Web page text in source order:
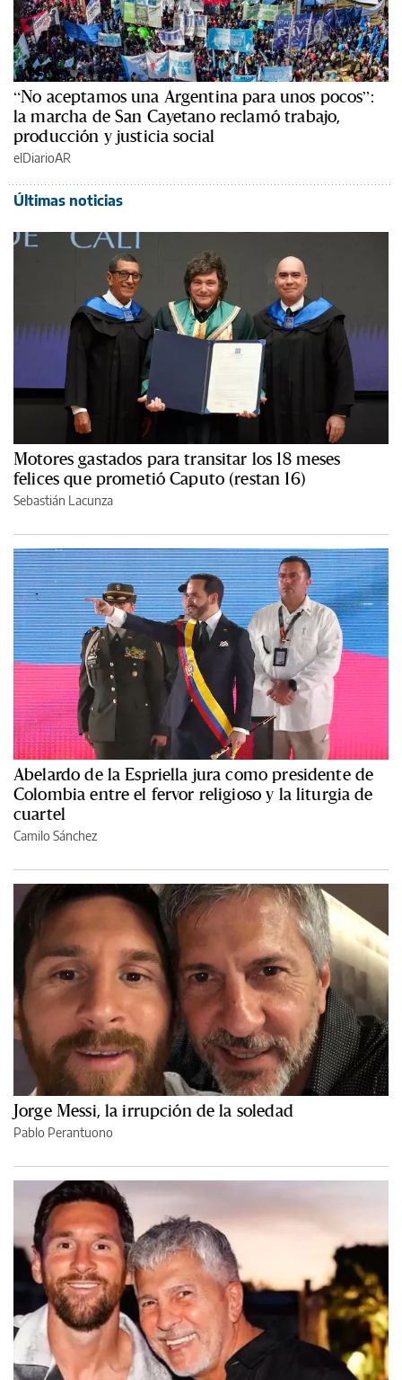
“No aceptamos una Argentina para unos pocos”:
la marcha de San Cayetano reclamó trabajo,
producción y justicia social
elDiarioAR
Últimas noticias
Motores gastados para transitar los 18 meses
felices que prometió Caputo (restan 16)
Sebastián Lacunza
Abelardo de la Espriella jura como presidente de
Colombia entre el fervor religioso y la liturgia de
cuartel
Camilo Sánchez
Jorge Messi, la irrupción de la soledad
Pablo Perantuono